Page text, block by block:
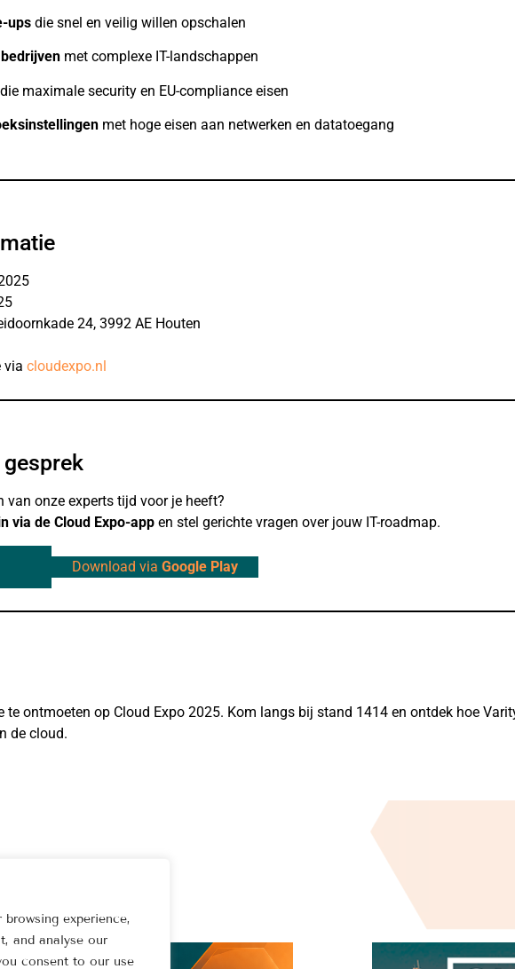
experience,
and analyse our
consent to our use
ups die snel en veilig willen opschalen
met complexe IT-landschappen
die maximale security en EU-compliance eisen
met hoge eisen aan netwerken en datatoegang
24, 3992 AE Houten
via cloudexpo.nl
van onze experts tijd voor je heeft?
via de Cloud Expo-app en stel gerichte vragen over jouw IT-roadmap.
Download via Google Play
te ontmoeten op Cloud Expo 2025. Kom langs bij stand 1414 en ontdek hoe
de cloud.
bekijken